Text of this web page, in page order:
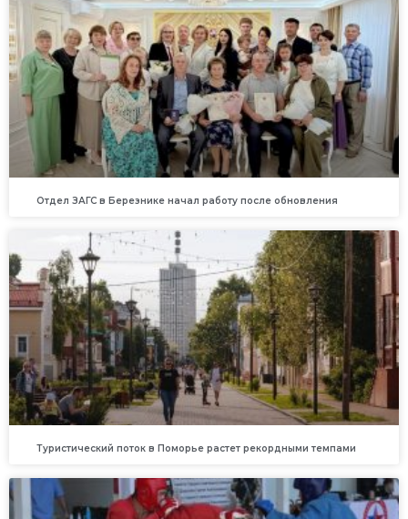
Отдел ЗАГС в Березнике начал работу после обновления
Туристический поток в Поморье растет рекордными темпами